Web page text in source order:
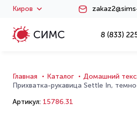
Киров
8 (833)
Главная Каталог Домашний
Прихватка-рукавица Settle In,
Артикул: 15786.31